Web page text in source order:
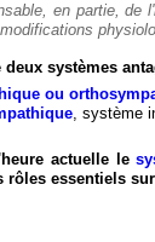
en partie, de
deux systèmes
ou
, système
actuelle le
rôles essentiels